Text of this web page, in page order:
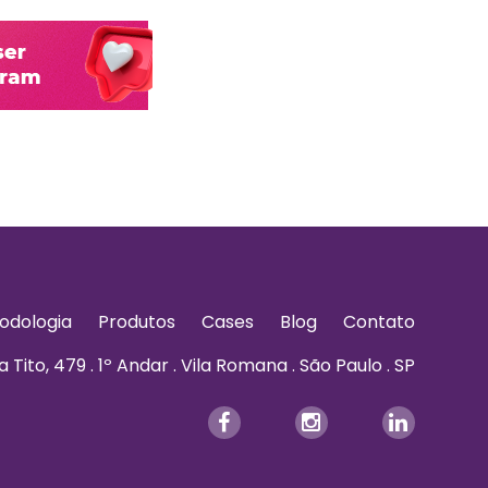
Produtos Cases Blog
Contato
Tito, 479 . 1º Andar . Vila Romana . São Paulo . SP